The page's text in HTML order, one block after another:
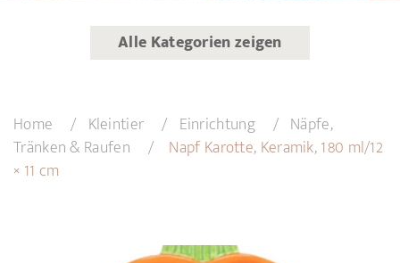
Alle Kategorien zeigen
Home Kleintier Einrichtung
Näpfe,
Tränken & Raufen
Napf Karotte, Keramik, 180 ml/12
× 11 cm